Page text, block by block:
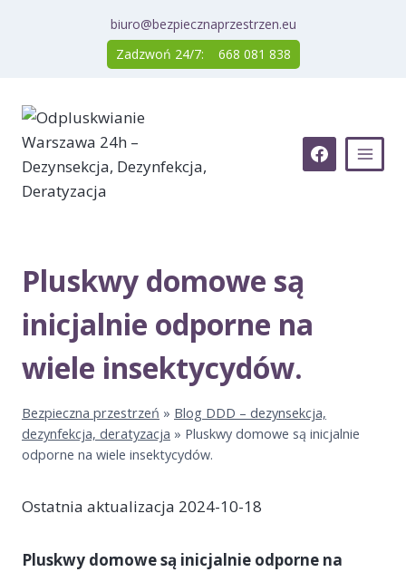
biuro@bezpiecznaprzestrzen.eu
Zadzwoń 24/7:
668 081 838
Pluskwy domowe są
inicjalnie odporne na
wiele insektycydów.
Bezpieczna przestrzeń » Blog DDD – dezynsekcja,
dezynfekcja, deratyzacja » Pluskwy domowe są inicjalnie
odporne na wiele insektycydów.
Ostatnia aktualizacja 2024-10-18
Pluskwy domowe są inicjalnie odporne na